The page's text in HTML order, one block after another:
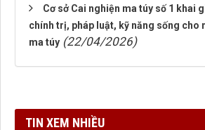
Cơ sở Cai nghiện ma túy số 1 khai
chính trị, pháp luật, kỹ năng sống cho
ma túy (22/04/2026)
TIN XEM NHIỀU